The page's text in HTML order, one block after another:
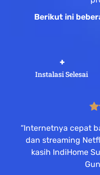
Berikut ini
Instalasi Selesai
+
“Internetnya cepat
dan streaming
kasih IndiHome